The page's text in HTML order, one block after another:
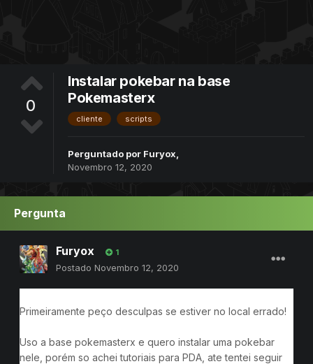
0
Instalar pokebar na base
Pokemasterx
cliente scripts
Perguntado por Furyox
Novembro 12, 2020
Pergunta
Furyox 1
Postado Novembro 12, 2020
Primeiramente peço desculpas se estiver no local errado!
Uso a base pokemasterx e quero instalar uma pokebar
nele, porém so achei tutoriais para PDA, ate tentei seguir